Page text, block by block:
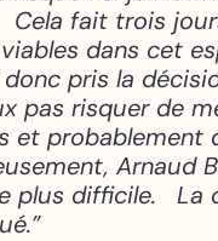
Cela fait trois
dans cet
donc pris la
pas risquer de
probablement
Arnaud
plus difficile.
La